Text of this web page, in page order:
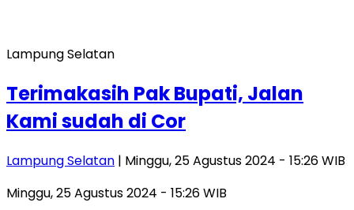
Lampung Selatan
Terimakasih Pak Bupati, Jalan
Kami sudah di Cor
Lampung Selatan | Minggu, 25 Agustus 2024 - 15:26 WIB
Minggu, 25 Agustus 2024 - 15:26 WIB